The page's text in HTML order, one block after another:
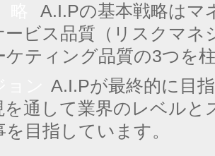
A.I.Pの基本戦略はマ
ービス品質（リスクマ
ケティング品質の3つを
A.I.Pが最終的に目
を通して業界のレベル
を目指しています。